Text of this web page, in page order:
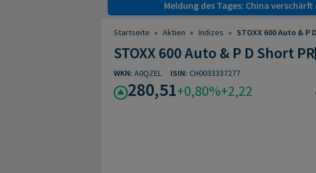
Meldung des Tages: China
Startseite » Aktien » Indizes » STOXX 600 Auto & P
STOXX 600 Auto & P D Short PR
WKN: A0QZEL ISIN: CH0033337277
280,51+0,80%+2,22